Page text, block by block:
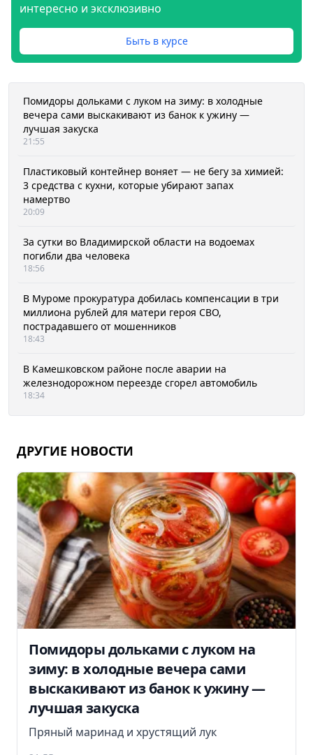
интересно и эксклюзивно
Быть в курсе
Помидоры дольками с луком на зиму: в холодные
вечера сами выскакивают из банок к ужину —
лучшая закуска
21:55
Пластиковый контейнер воняет — не бегу за химией:
3 средства с кухни, которые убирают запах
намертво
20:09
За сутки во Владимирской области на водоемах
погибли два человека
18:56
В Муроме прокуратура добилась компенсации в три
миллиона рублей для матери героя СВО,
пострадавшего от мошенников
18:43
В Камешковском районе после аварии на
железнодорожном переезде сгорел автомобиль
18:34
ДРУГИЕ НОВОСТИ
Помидоры дольками с луком на
зиму: в холодные вечера сами
выскакивают из банок к ужину —
лучшая закуска
Пряный маринад и хрустящий лук